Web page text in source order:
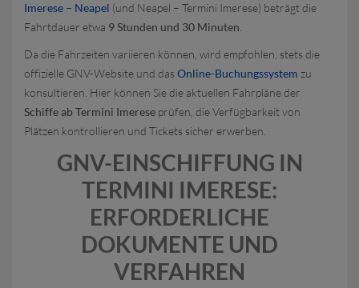
Imerese – Neapel (und Neapel – Termini Imerese) beträgt die
Fahrtdauer etwa 9 Stunden und 30 Minuten
Da die Fahrzeiten variieren können, wird empfohlen, stets die
offizielle GNV-Website und das Online-Buchungssystem zu
konsultieren. Hier können Sie die aktuellen Fahrpläne der
Schiffe ab Termini Imerese prüfen, die Verfügbarkeit von
Plätzen kontrollieren und Tickets sicher erwerben.
GNV-EINSCHIFFUNG IN
TERMINI IMERESE:
ERFORDERLICHE
DOKUMENTE UND
VERFAHREN